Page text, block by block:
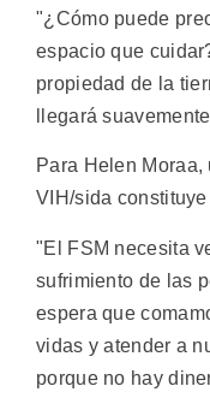
"¿Cómo puede
espacio que
propiedad de la
llegará
Para Helen Moraa,
VIH/sida
"El FSM necesita
sufrimiento de las
espera que
vidas y atender a
porque no hay